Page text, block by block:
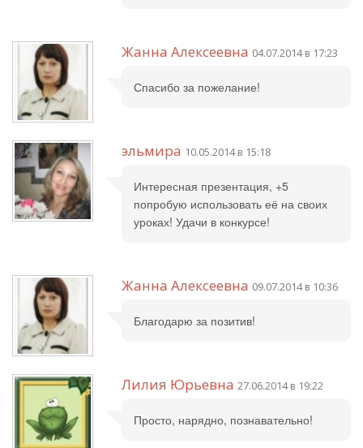
Жанна Алексеевна 04.07.2014 в 17:23
Спасибо за пожелание!
эльмира 10.05.2014 в 15:18
Интересная презентация, +5
попробую использовать её на своих
уроках! Удачи в конкурсе!
Жанна Алексеевна 09.07.2014 в 10:36
Благодарю за позитив!
Лилия Юрьевна 27.06.2014 в 19:22
Просто, нарядно, познавательно!